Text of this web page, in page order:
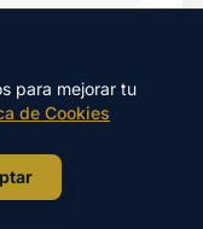
Éxito
tiempo que
para mejorar tu
de Cookies